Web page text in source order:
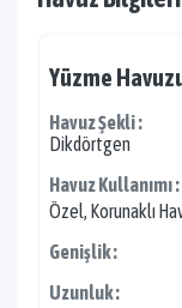
Yüzme
Havuz Şekli :
Dikdörtgen
Havuz Kullanımı :
Özel, Korunaklı
Genişlik :
Uzunluk :